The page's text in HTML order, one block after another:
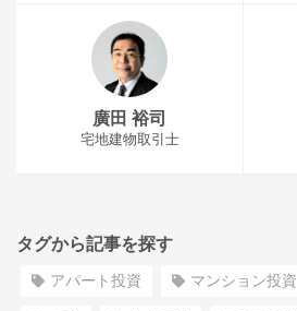
廣田 裕司
宅地建物取引士
タグから記事を探す
アパート投資 マンション投資